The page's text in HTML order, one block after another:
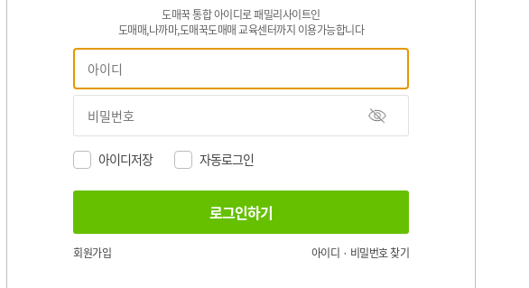
도매꾹 통합 아이디로 패밀리사이트인
도매매,나까마,도매꾹도매매 교육센터까지 이용가능합니다
아이디저장 자동로그인
회원가입 아이디 · 비밀번호 찾기